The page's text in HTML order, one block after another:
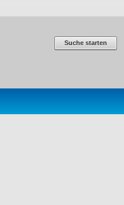
Suche starten